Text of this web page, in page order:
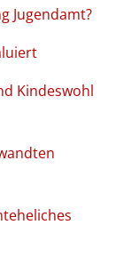
Jugendamt?
Kindeswohl